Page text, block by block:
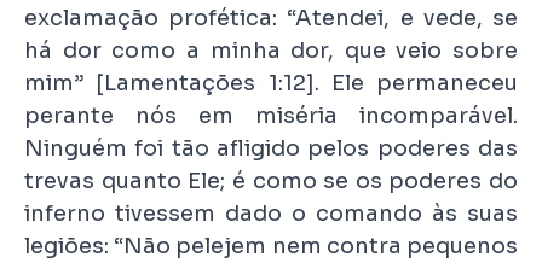
exclamação profética: “Atendei, e vede, se
há dor como a minha dor, que veio sobre
mim” [Lamentações 1:12]. Ele permaneceu
perante nós em miséria incomparável.
Ninguém foi tão afligido pelos poderes das
trevas quanto Ele; é como se os poderes do
inferno tivessem dado o comando às suas
legiões: “Não pelejem nem contra pequenos